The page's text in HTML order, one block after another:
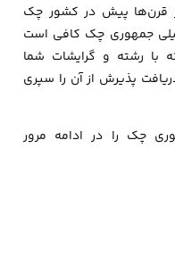
قرن‌ها پیش در کشور چک
جمهوری چک کافی است
با رشته و گرایشات شما
پذیرش از آن را سپری
چک را در ادامه مرور